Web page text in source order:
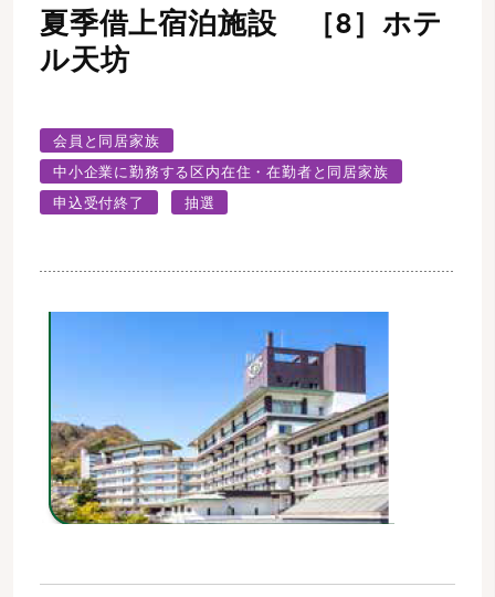
夏季借上宿泊施設 ［8］ホテ
ル天坊
会員と同居家族
中小企業に勤務する区内在住・在勤者と同居家族
申込受付終了
抽選